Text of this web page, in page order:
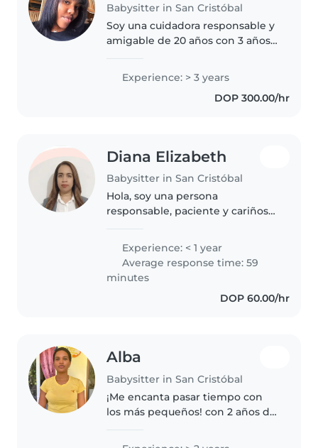
Babysitter in San Cristóbal
Soy una cuidadora responsable y
amigable de 20 años con 3 años
Estoy cómoda trabajando con
niños con necesidades
Experience: > 3 years
DOP 300.00/hr
Diana Elizabeth
Babysitter in San Cristóbal
Hola, soy una persona
responsable, paciente y cariñosa.
crear un ambiente seguro,
tranquilo y divertido para ellos.
Soy puntual, organizada y
Experience: < 1 year
Average response time: 59
minutes
DOP 60.00/hr
Alba
Babysitter in San Cristóbal
¡Me encanta pasar tiempo con
los más pequeños! con 2 años de
niños pequeños, me sé de